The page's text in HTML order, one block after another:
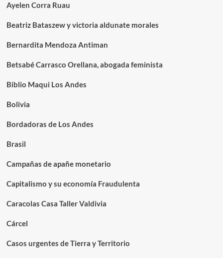
Ayelen Corra Ruau
Beatriz Bataszew y victoria aldunate morales
Bernardita Mendoza Antiman
Betsabé Carrasco Orellana, abogada feminista
Biblio Maqui Los Andes
Bolivia
Bordadoras de Los Andes
Brasil
Campañas de apañe monetario
Capitalismo y su economía Fraudulenta
Caracolas Casa Taller Valdivia
Cárcel
Casos urgentes de Tierra y Territorio